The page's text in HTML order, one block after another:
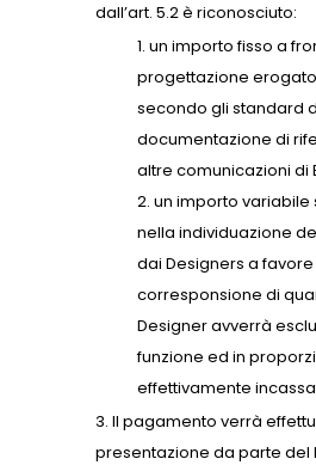
dall’art. 5.2 è riconosciuto:
un importo fisso a
progettazione
secondo gli standard
documentazione di
altre comunicazioni di
un importo variabile
nella individuazione
dai Designers a favore
corresponsione di
Designer avverrà
funzione ed in
effettivamente
Il pagamento verrà
presentazione da parte del